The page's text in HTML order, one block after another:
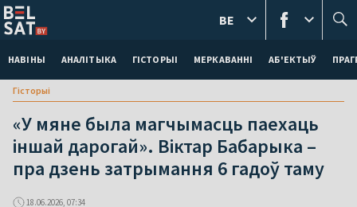
НАВІНЫ АНАЛІТЫКА ГІСТОРЫІ МЕРКАВАННI АБ'ЕКТЫЎ
BE
Гісторыі
«У мяне была магчымасць паехаць
іншай дарогай». Віктар Бабарыка –
пра дзень затрымання 6 гадоў таму
18.06.2026, 07:34